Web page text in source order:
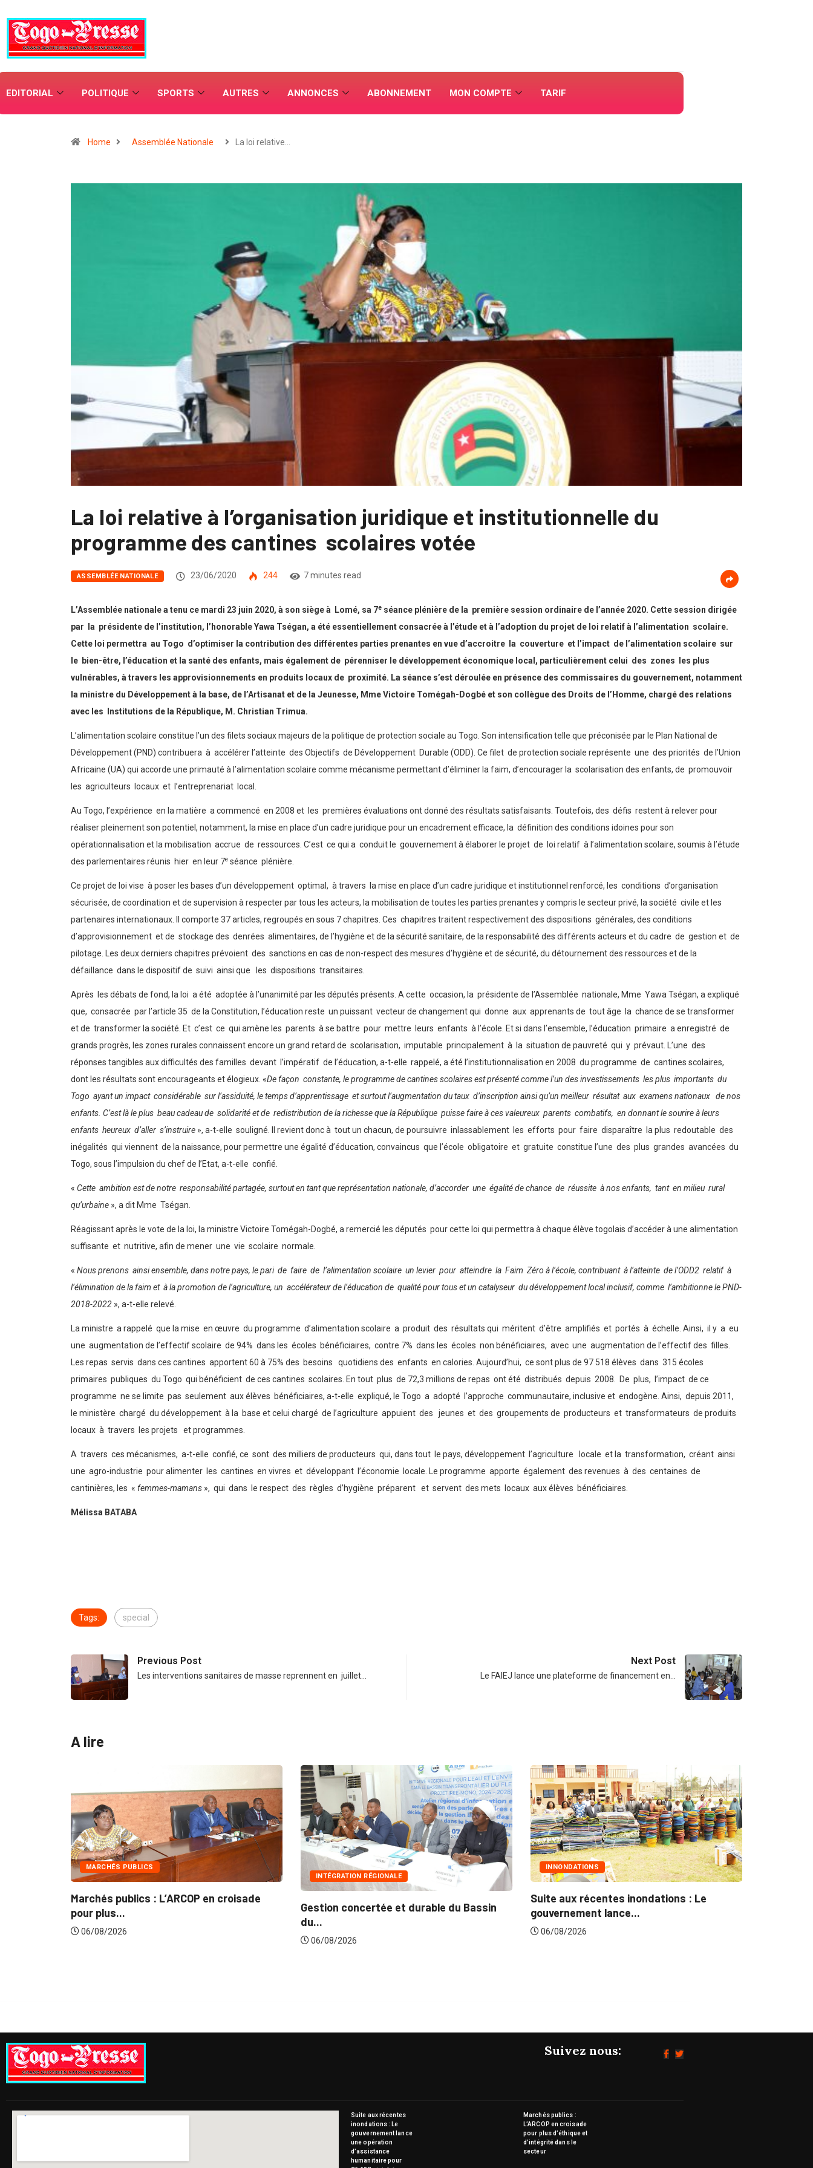
EDITORIAL POLITIQUE SPORTS AUTRES ANNONCES ABONNEMENT MON COMPTE TARIF
Home Assemblée Nationale La loi relative…
La loi relative à l’organisation juridique et institutionnelle du
programme des cantines scolaires votée
ASSEMBLÉE NATIONALE 23/06/2020 244 7 minutes read
L’Assemblée nationale a tenu ce mardi 23 juin 2020, à son siège à Lomé, sa 7e séance plénière de la première session ordinaire de l’année 2020. Cette session dirigée
par la présidente de l’institution, l’honorable Yawa Tségan, a été essentiellement consacrée à l’étude et à l’adoption du projet de loi relatif à l’alimentation scolaire.
Cette loi permettra au Togo d’optimiser la contribution des différentes parties prenantes en vue d’accroitre la couverture et l’impact de l’alimentation scolaire sur
le bien-être, l’éducation et la santé des enfants, mais également de pérenniser le développement économique local, particulièrement celui des zones les plus
vulnérables, à travers les approvisionnements en produits locaux de proximité. La séance s’est déroulée en présence des commissaires du gouvernement, notamment
la ministre du Développement à la base, de l’Artisanat et de la Jeunesse, Mme Victoire Tomégah-Dogbé et son collègue des Droits de l’Homme, chargé des relations
avec les Institutions de la République, M. Christian Trimua.
L’alimentation scolaire constitue l’un des filets sociaux majeurs de la politique de protection sociale au Togo. Son intensification telle que préconisée par le Plan National de
Développement (PND) contribuera à accélérer l’atteinte des Objectifs de Développement Durable (ODD). Ce filet de protection sociale représente une des priorités de l’Union
Africaine (UA) qui accorde une primauté à l’alimentation scolaire comme mécanisme permettant d’éliminer la faim, d’encourager la scolarisation des enfants, de promouvoir
les agriculteurs locaux et l’entreprenariat local.
Au Togo, l’expérience en la matière a commencé en 2008 et les premières évaluations ont donné des résultats satisfaisants. Toutefois, des défis restent à relever pour
réaliser pleinement son potentiel, notamment, la mise en place d’un cadre juridique pour un encadrement efficace, la définition des conditions idoines pour son
opérationnalisation et la mobilisation accrue de ressources. C’est ce qui a conduit le gouvernement à élaborer le projet de loi relatif à l’alimentation scolaire, soumis à l’étude
des parlementaires réunis hier en leur 7e séance plénière.
Ce projet de loi vise à poser les bases d’un développement optimal, à travers la mise en place d’un cadre juridique et institutionnel renforcé, les conditions d’organisation
sécurisée, de coordination et de supervision à respecter par tous les acteurs, la mobilisation de toutes les parties prenantes y compris le secteur privé, la société civile et les
partenaires internationaux. Il comporte 37 articles, regroupés en sous 7 chapitres. Ces chapitres traitent respectivement des dispositions générales, des conditions
d’approvisionnement et de stockage des denrées alimentaires, de l’hygiène et de la sécurité sanitaire, de la responsabilité des différents acteurs et du cadre de gestion et de
pilotage. Les deux derniers chapitres prévoient des sanctions en cas de non-respect des mesures d’hygiène et de sécurité, du détournement des ressources et de la
défaillance dans le dispositif de suivi ainsi que les dispositions transitaires.
Après les débats de fond, la loi a été adoptée à l’unanimité par les députés présents. A cette occasion, la présidente de l’Assemblée nationale, Mme Yawa Tségan, a expliqué
que, consacrée par l’article 35 de la Constitution, l’éducation reste un puissant vecteur de changement qui donne aux apprenants de tout âge la chance de se transformer
et de transformer la société. Et c’est ce qui amène les parents à se battre pour mettre leurs enfants à l’école. Et si dans l’ensemble, l’éducation primaire a enregistré de
grands progrès, les zones rurales connaissent encore un grand retard de scolarisation, imputable principalement à la situation de pauvreté qui y prévaut. L’une des
réponses tangibles aux difficultés des familles devant l’impératif de l’éducation, a-t-elle rappelé, a été l’institutionnalisation en 2008 du programme de cantines scolaires,
dont les résultats sont encourageants et élogieux. «De façon constante, le programme de cantines scolaires est présenté comme l’un des investissements les plus importants du
Togo ayant un impact considérable sur l’assiduité, le temps d’apprentissage et surtout l’augmentation du taux d’inscription ainsi qu’un meilleur résultat aux examens nationaux de nos
enfants. C’est là le plus beau cadeau de solidarité et de redistribution de la richesse que la République puisse faire à ces valeureux parents combatifs, en donnant le sourire à leurs
enfants heureux d’aller s’instruire », a-t-elle souligné. Il revient donc à tout un chacun, de poursuivre inlassablement les efforts pour faire disparaître la plus redoutable des
inégalités qui viennent de la naissance, pour permettre une égalité d’éducation, convaincus que l’école obligatoire et gratuite constitue l’une des plus grandes avancées du
Togo, sous l’impulsion du chef de l’Etat, a-t-elle confié.
« Cette ambition est de notre responsabilité partagée, surtout en tant que représentation nationale, d’accorder une égalité de chance de réussite à nos enfants, tant en milieu rural
qu’urbaine », a dit Mme Tségan.
Réagissant après le vote de la loi, la ministre Victoire Tomégah-Dogbé, a remercié les députés pour cette loi qui permettra à chaque élève togolais d’accéder à une alimentation
suffisante et nutritive, afin de mener une vie scolaire normale.
« Nous prenons ainsi ensemble, dans notre pays, le pari de faire de l’alimentation scolaire un levier pour atteindre la Faim Zéro à l’école, contribuant à l’atteinte de l’ODD2 relatif à
l’élimination de la faim et à la promotion de l’agriculture, un accélérateur de l’éducation de qualité pour tous et un catalyseur du développement local inclusif, comme l’ambitionne le PND-
2018-2022 », a-t-elle relevé.
La ministre a rappelé que la mise en œuvre du programme d’alimentation scolaire a produit des résultats qui méritent d’être amplifiés et portés à échelle. Ainsi, il y a eu
une augmentation de l’effectif scolaire de 94% dans les écoles bénéficiaires, contre 7% dans les écoles non bénéficiaires, avec une augmentation de l’effectif des filles.
Les repas servis dans ces cantines apportent 60 à 75% des besoins quotidiens des enfants en calories. Aujourd’hui, ce sont plus de 97 518 élèves dans 315 écoles
primaires publiques du Togo qui bénéficient de ces cantines scolaires. En tout plus de 72,3 millions de repas ont été distribués depuis 2008. De plus, l’impact de ce
programme ne se limite pas seulement aux élèves bénéficiaires, a-t-elle expliqué, le Togo a adopté l’approche communautaire, inclusive et endogène. Ainsi, depuis 2011,
le ministère chargé du développement à la base et celui chargé de l’agriculture appuient des jeunes et des groupements de producteurs et transformateurs de produits
locaux à travers les projets et programmes.
A travers ces mécanismes, a-t-elle confié, ce sont des milliers de producteurs qui, dans tout le pays, développement l’agriculture locale et la transformation, créant ainsi
une agro-industrie pour alimenter les cantines en vivres et développant l’économie locale. Le programme apporte également des revenues à des centaines de
cantinières, les « femmes-mamans », qui dans le respect des règles d’hygiène préparent et servent des mets locaux aux élèves bénéficiaires.
Mélissa BATABA
Tags: special
Previous Post
Les interventions sanitaires de masse reprennent en juillet…
Next Post
Le FAIEJ lance une plateforme de financement en…
A lire
MARCHÉS PUBLICS
publics : L’ARCOP en croisade
INTÉGRATION RÉGIONALE
Gestion concertée et durable du Bassin
INNONDATIONS
Suite aux récentes inondations : Le
gouvernement lance...
MARCHÉS PUBLICS
Marchés publics :
Suivez nous:
Suite aux récentes
inondations : Le
gouvernement lance
une opération
d’assistance
humanitaire pour
Marchés publics :
L’ARCOP en croisade
pour plus d’éthique et
d’intégrité dans le
secteur